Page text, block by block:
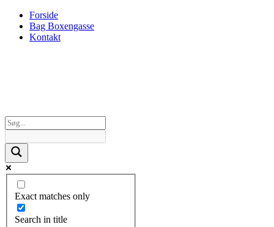
Forside
Bag Boxengasse
Kontakt
Exact matches only
Search in title